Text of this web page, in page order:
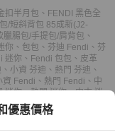
扣半月包 、 FENDI 黑色全
/短斜背包 85成新(J2-
腸包/手提包/肩背包 、
你 、 包包 、 芬迪 Fendi 、 芬
迷你 、 Fendi 包包 、 皮革
、 小資 芬迪 、 熱門 芬迪 、
資 Fendi 、 熱門 Fendi 、 中
迷你、熱門 迷你、中古 迷
熱門 包包、中古 包包
優惠價格